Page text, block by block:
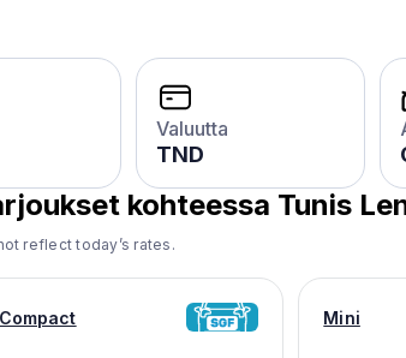
Valuutta
TND
kohteessa Tunis
reflect today’s rates.
Compact Mini